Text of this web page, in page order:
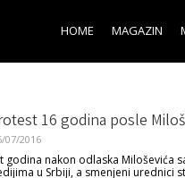
main
content
HOME MAGAZIN
16 godina posle
07/2016
godina nakon odlaska Miloševića
u Srbiji, a smenjeni urednici